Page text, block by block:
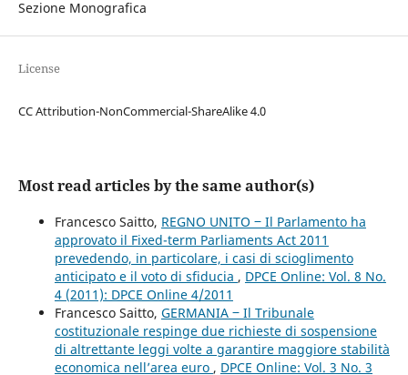
Sezione Monografica
License
CC Attribution-NonCommercial-ShareAlike 4.0
Most read articles by the same author(s)
Francesco Saitto, REGNO UNITO ‒ Il Parlamento ha
approvato il Fixed-term Parliaments Act 2011
prevedendo, in particolare, i casi di scioglimento
anticipato e il voto di sfiducia , DPCE Online: Vol. 8 No.
4 (2011): DPCE Online 4/2011
Francesco Saitto, GERMANIA ‒ Il Tribunale
costituzionale respinge due richieste di sospensione
di altrettante leggi volte a garantire maggiore stabilità
economica nell’area euro , DPCE Online: Vol. 3 No. 3